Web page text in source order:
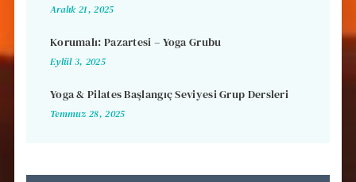
Aralık 21, 2025
Korumalı: Pazartesi – Yoga Grubu
Eylül 3, 2025
Yoga & Pilates Başlangıç Seviyesi Grup Dersleri
Temmuz 28, 2025